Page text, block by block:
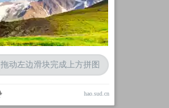
拖动左边滑块完成上方拼图
hao.sud.cn